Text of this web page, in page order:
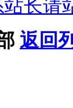
长请
返回